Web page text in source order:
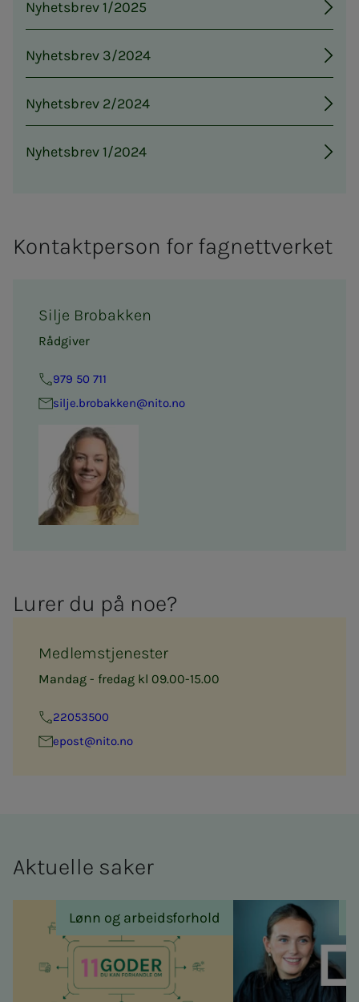
Nyhetsbrev 1/2025
Nyhetsbrev 3/2024
Nyhetsbrev 2/2024
Nyhetsbrev 1/2024
Kontaktperson for fagnettverket
Silje Brobakken
Rådgiver
979 50 711
silje.brobakken@nito.no
Lu­­­rer du på noe?
Medlemstjenester
Mandag - fredag kl 09.00-15.00
22053500
epost@nito.no
Ak­tu­el­­­le sa­­­ker
Lønn og arbeidsforhold